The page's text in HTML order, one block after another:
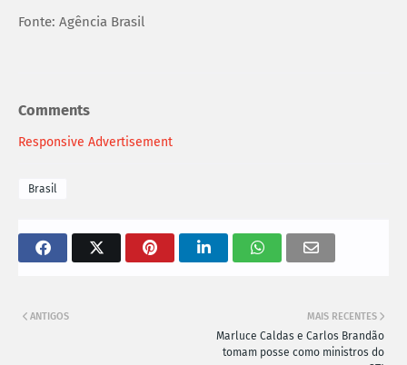
Fonte: Agência Brasil
Comments
Responsive Advertisement
Brasil
MAIS RECENTES
Marluce Caldas e Carlos Brandão
tomam posse como ministros do
ANTIGOS